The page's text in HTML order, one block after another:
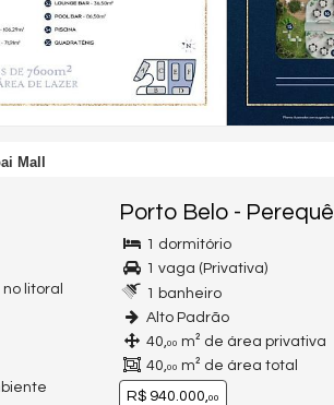
Mall
litoral
Porto Belo - Perequê
1 dormitório
1 vaga (Privativa)
1 banheiro
Alto Padrão
40,00 m² de área privativa
40,00 m² de área total
R$ 940.000,00